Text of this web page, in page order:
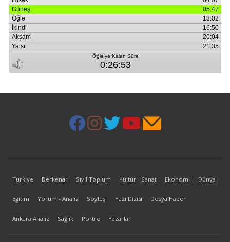
Türkiye Derkenar Sivil Toplum Kültür - Sanat Ekonomi Dünya
Eğitim Yorum - Analiz Söyleşi Yazı Dizisi Dosya Haber
Ankara Analiz Sağlık Portre Yazarlar